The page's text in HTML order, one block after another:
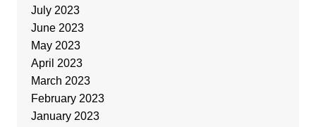
July 2023
June 2023
May 2023
April 2023
March 2023
February 2023
January 2023